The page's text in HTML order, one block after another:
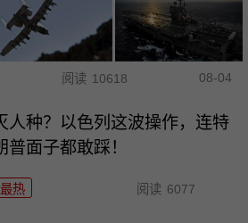
阅读 10618 08-04
人种？以色列这波操作，连特
普面子都敢踩！
最热 阅读 6077